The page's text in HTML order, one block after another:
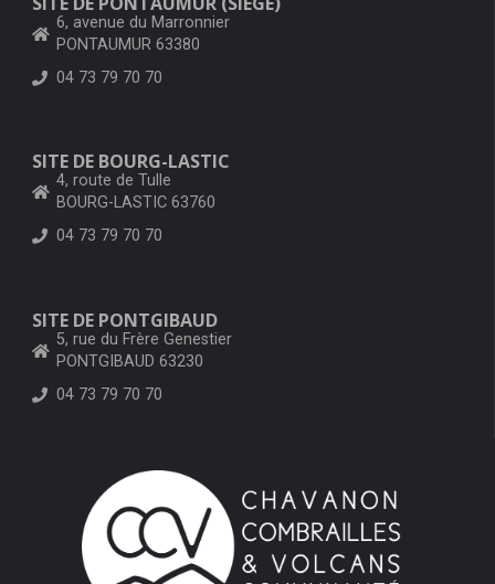
6, avenue du Marronnier
PONTAUMUR 63380
04 73 79 70 70
SITE DE BOURG-LASTIC
4, route de Tulle
BOURG-LASTIC 63760
04 73 79 70 70
SITE DE PONTGIBAUD
5, rue du Frère Genestier
PONTGIBAUD 63230
04 73 79 70 70